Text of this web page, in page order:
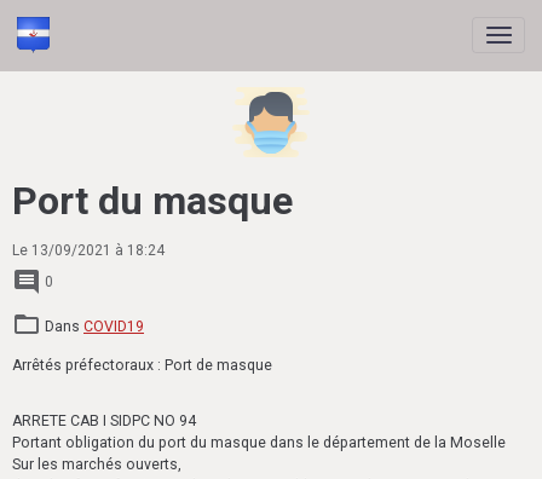
Port du masque
Le 13/09/2021 à 18:24
0
Dans COVID19
Arrêtés préfectoraux : Port de masque
ARRETE CAB I SIDPC NO 94
Portant obligation du port du masque dans le département de la Moselle
Sur les marchés ouverts,